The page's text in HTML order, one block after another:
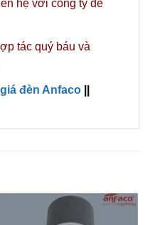
hệ với công ty để
tác quý báu và
đèn Anfaco